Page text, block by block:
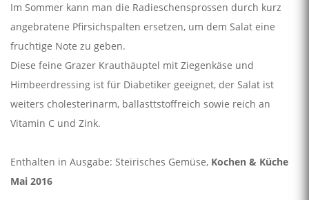
Im Sommer kann man die Radieschensprossen durch kurz
angebratene Pfirsichspalten ersetzen, um dem Salat eine
fruchtige Note zu geben.
Diese feine Grazer Krauthäuptel mit Ziegenkäse und
Himbeerdressing ist für Diabetiker geeignet, der Salat ist
weiters cholesterinarm, ballasttstoffreich sowie reich an
Vitamin C und Zink.
Enthalten in Ausgabe: Steirisches Gemüse, Kochen & Küche
Mai 2016